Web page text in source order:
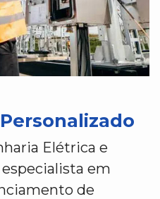
Elétrica e
em
de